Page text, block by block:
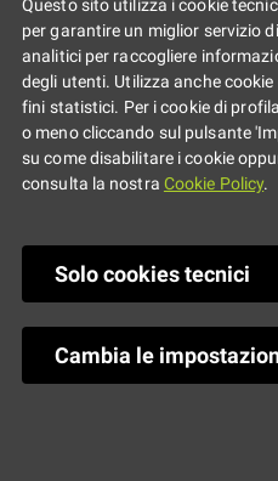
Il progetto del
Bologna
Questo sito utilizza i cookie
per garantire un miglior servizio
analitici per raccogliere
degli utenti. Utilizza anche
fini statistici. Per i cookie di
o meno cliccando sul pulsante
su come disabilitare i cookie
consulta la nostra Cookie Policy.
Solo cookies tecnici
Cambia le